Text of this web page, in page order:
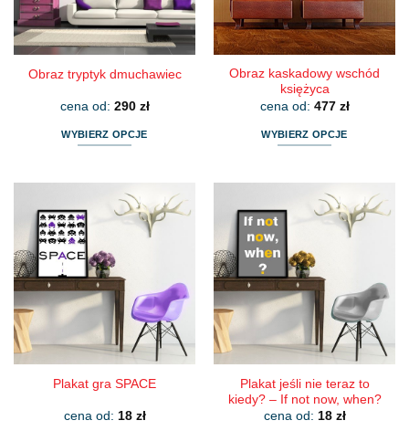
stronie
produktu
stronie
produktu
Obraz tryptyk dmuchawiec
cena od: 290 zł
WYBIERZ OPCJE
wiele
wariantów.
Opcje
można
wybrać
na
stronie
produktu
Obraz kaskadowy wschód
księżyca
cena od: 477 zł
WYBIERZ OPCJE
wiele
wariantów.
Opcje
można
wybrać
na
stronie
produktu
Plakat gra SPACE
cena od: 18 zł
Plakat jeśli nie teraz to
kiedy? – If not now, when?
cena od: 18 zł